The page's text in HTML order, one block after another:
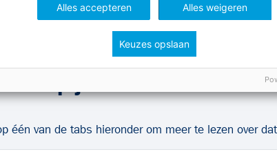
je verder in Station
één van de tabs hieronder om meer te lezen over
Alles accepteren Alles weigeren
Keuzes opslaan